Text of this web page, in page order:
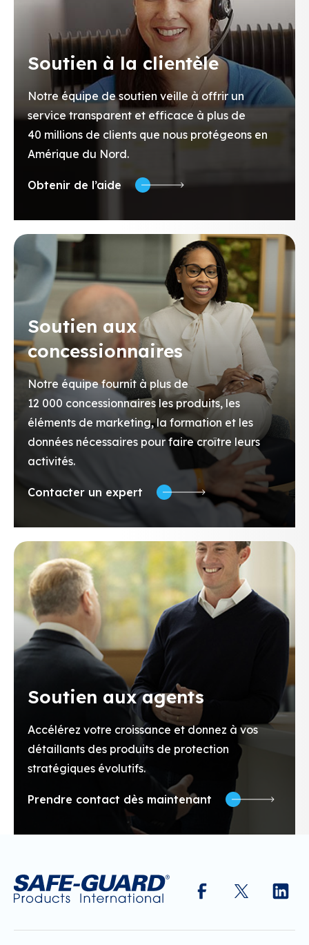
Soutien à la clientèle
Notre équipe de soutien veille à offrir un
service transparent et efficace à plus de
40 millions de clients que nous protégeons en
Amérique du Nord.
Obtenir de l’aide
Soutien aux
concessionnaires
Notre équipe fournit à plus de
12 000 concessionnaires les produits, les
éléments de marketing, la formation et les
données nécessaires pour faire croître leurs
activités.
Contacter un expert
Soutien aux agents
Accélérez votre croissance et donnez à vos
détaillants des produits de protection
stratégiques évolutifs.
Prendre contact dès maintenant